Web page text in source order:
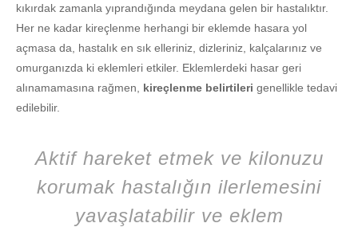
kıkırdak zamanla yıprandığında meydana gelen bir hastalıktır.
Her ne kadar kireçlenme herhangi bir eklemde hasara yol
açmasa da, hastalık en sık elleriniz, dizleriniz, kalçalarınız ve
omurganızda ki eklemleri etkiler. Eklemlerdeki hasar geri
alınamamasına rağmen, kireçlenme belirtileri genellikle tedavi
edilebilir.
Aktif hareket etmek ve kilonuzu
korumak hastalığın ilerlemesini
yavaşlatabilir ve eklem